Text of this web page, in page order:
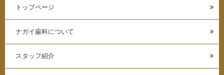
トップページ
ナガイ歯科について
スタッフ紹介